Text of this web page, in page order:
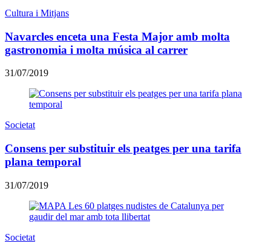
Cultura i Mitjans
Navarcles enceta una Festa Major amb molta
gastronomia i molta música al carrer
31/07/2019
Societat
Consens per substituir els peatges per una tarifa
plana temporal
31/07/2019
Societat